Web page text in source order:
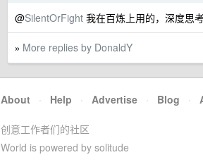
@SilentOrFight 我在百炼上用的，深度思考
» More replies by DonaldY
About · Help · Advertise · Blog ·
创意工作者们的社区
World is powered by solitude